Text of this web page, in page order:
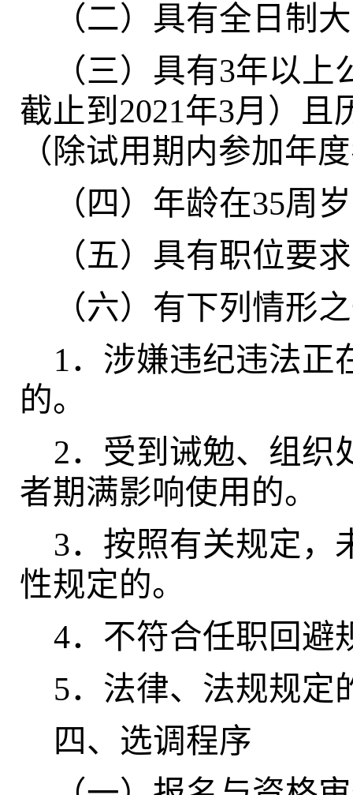
（二）具有全日制
（三）具有3年以
截止到2021年3月）
（除试用期内参加年
（四）年龄在35周
（五）具有职位要
（六）有下列情形
1．涉嫌违纪违法正
的。
2．受到诫勉、组织
者期满影响使用的。
3．按照有关规定，
性规定的。
4．不符合任职回避
5．法律、法规规定
四、选调程序